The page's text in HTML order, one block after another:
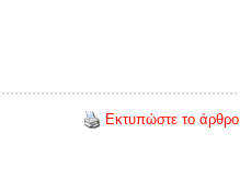
Εκτυπώστε το άρθρο